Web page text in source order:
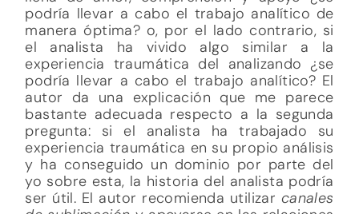
podría llevar a cabo el trabajo analítico de
manera óptima? o, por el lado contrario, si
el analista ha vivido algo similar a la
experiencia traumática del analizando ¿se
podría llevar a cabo el trabajo analítico? El
autor da una explicación que me parece
bastante adecuada respecto a la segunda
pregunta: si el analista ha trabajado su
experiencia traumática en su propio análisis
y ha conseguido un dominio por parte del
yo sobre esta, la historia del analista podría
ser útil. El autor recomienda utilizar canales